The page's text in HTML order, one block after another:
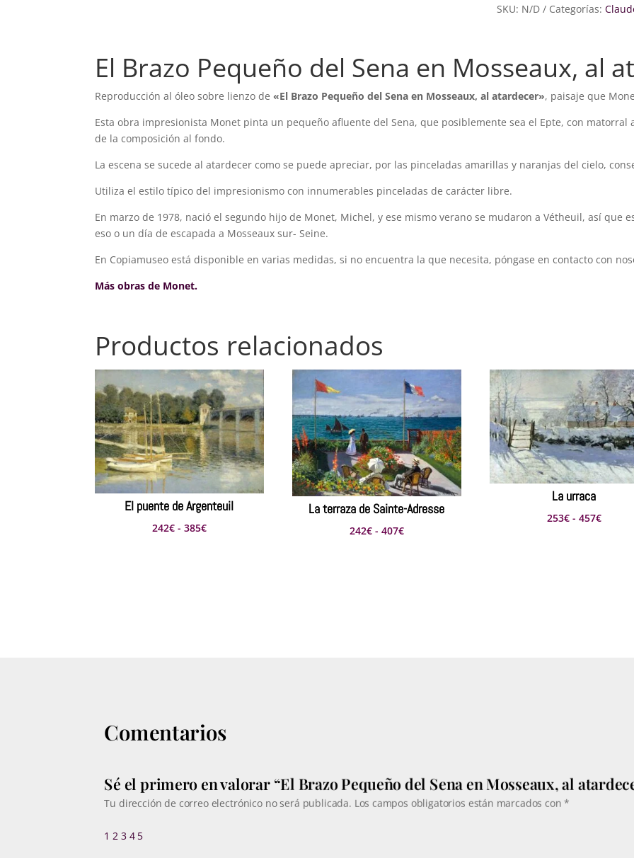
Sena
atardecer
cantidad
SKU: N/D Categorías:
El Brazo Pequeño del Sena en Mosseaux, al
Reproducción al óleo sobre lienzo de «El Brazo Pequeño del Sena en Mosseaux, al atardecer», paisaje que
Esta obra impresionista Monet pinta un pequeño afluente del Sena, que posiblemente sea el Epte, con
de la composición al fondo.
La escena se sucede al atardecer como se puede apreciar, por las pinceladas amarillas y naranjas del cielo,
Utiliza el estilo típico del impresionismo con innumerables pinceladas de carácter libre.
En marzo de 1978, nació el segundo hijo de Monet, Michel, y ese mismo verano se mudaron a Vétheuil, así que
eso o un día de escapada a Mosseaux sur- Seine.
En Copiamuseo está disponible en varias medidas, si no encuentra la que necesita, póngase en contacto con
Más obras de Monet.
Productos relacionados
El puente de Argenteuil
242€ - 385€Rango
La terraza de Sainte-Adresse
242€ - 407€Rango
La urraca
253€ - 457€Rango
Comentarios
Sé el primero en valorar “El Brazo Pequeño del Sena en Mosseaux, al
Tu dirección de correo electrónico no será publicada. Los campos obligatorios están marcados con*
1 2 3 4 5